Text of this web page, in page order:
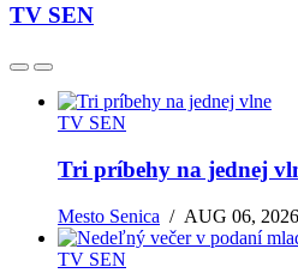
TV SEN
TV SEN
Tri príbehy na jednej
Mesto Senica /AUG 06, 2026
TV SEN